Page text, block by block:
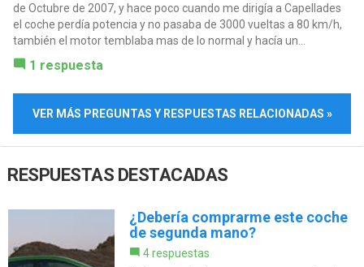
de Octubre de 2007, y hace poco cuando me dirigía a Capellades
el coche perdía potencia y no pasaba de 3000 vueltas a 80 km/h,
también el motor temblaba mas de lo normal y hacía un...
1 respuesta
VER MÁS PREGUNTAS Y RESPUESTAS RELACIONADAS »
RESPUESTAS DESTACADAS
¿Debería comprarme este coche
de segunda mano?
4 respuestas